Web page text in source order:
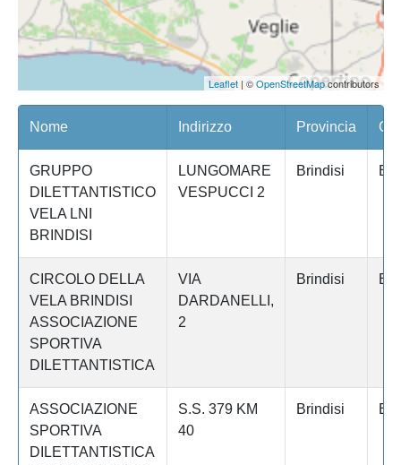
Leaflet| ©OpenStreetMapcontributors
Nome Indirizzo Provincia
GRUPPO
DILETTANTISTICO
VELA LNI
BRINDISI
LUNGOMARE
VESPUCCI 2
Brindisi
CIRCOLO DELLA
VELA BRINDISI
ASSOCIAZIONE
SPORTIVA
DILETTANTISTICA
VIA
DARDANELLI,
2
Brindisi
ASSOCIAZIONE
SPORTIVA
DILETTANTISTICA
S.S. 379 KM
40
Brindisi